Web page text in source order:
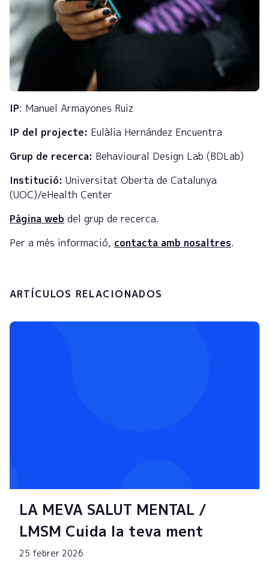
IP: Manuel Armayones Ruiz
IP del projecte: Eulàlia Hernández Encuentra
Grup de recerca: Behavioural Design Lab (BDLab)
Institució: Universitat Oberta de Catalunya
(UOC)/eHealth Center
Pàgina web del grup de recerca.
Per a més informació, contacta amb nosaltres.
ARTÍCULOS RELACIONADOS
LA MEVA SALUT MENTAL /
LMSM Cuida la teva ment
25 febrer 2026